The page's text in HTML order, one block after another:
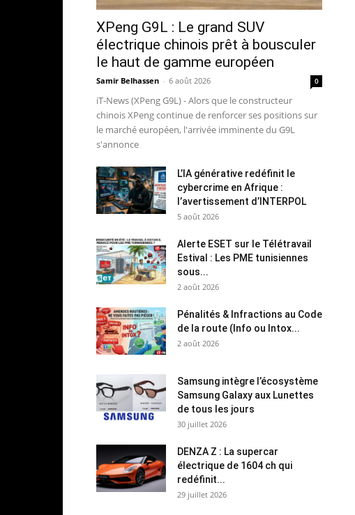
XPeng G9L : Le grand SUV
électrique chinois prêt à bousculer
le haut de gamme européen
Samir Belhassen - 6 août 2026 0
iT-News (XPeng G9L) - Alors que le constructeur
chinois XPeng continue de renforcer ses positions sur
le marché européen, l'arrivée imminente du G9L
s'annonce
L’IA générative redéfinit le
cybercrime en Afrique :
l’avertissement d’INTERPOL
5 août 2026
Alerte ESET sur le Télétravail
Estival : Les PME tunisiennes
sous...
2 août 2026
Pénalités & Infractions au Code
de la route (Info ou Intox...
2 août 2026
Samsung intègre l’écosystème
Samsung Galaxy aux Lunettes
de tous les jours
30 juillet 2026
DENZA Z : La supercar
électrique de 1604 ch qui
redéfinit...
29 juillet 2026